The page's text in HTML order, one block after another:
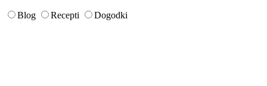
Blog Recepti Dogodki